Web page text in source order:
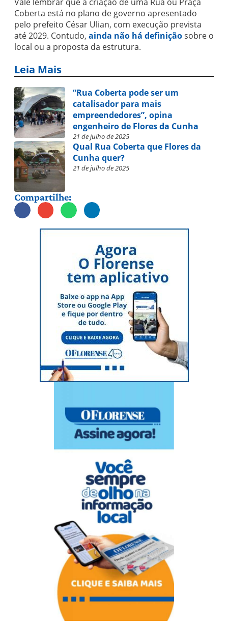
Coberta está no plano de governo apresentado
pelo prefeito César Ulian, com execução prevista
até 2029. Contudo, ainda não há definiçãosobre o
local ou a proposta da estrutura.
Leia Mais
“Rua Coberta pode ser um
catalisador para mais
empreendedores”, opina
engenheiro de Flores da Cunha
21 de julho de 2025
Qual Rua Coberta que Flores da
Cunha quer?
21 de julho de 2025
Compartilhe: